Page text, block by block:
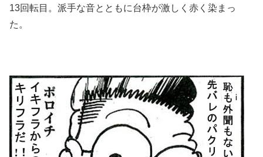
13回転目。派手な音とともに台枠が激しく赤く染まっ
た。